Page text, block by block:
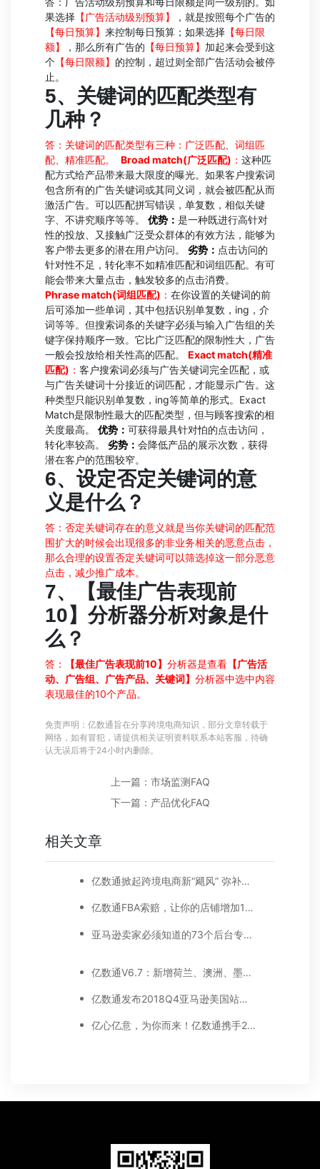
果选择 【广告活动级别预算】
，就是按照每个广告的
【每日预算】 来控制每日预算；如果选择 【每日限
额】
，那么所有广告的 【每日预算】 加起来会受到这
个 【每日限额】 的控制，超过则全部广告活动会被停
止。
5、关键词的匹配类型有
几种？
答：关键词的匹配类型有三种：广泛匹配、词组匹
配、精准匹配。
Broad match(广泛匹配) ： 这种匹
配方式给产品带来最大限度的曝光。如果客户搜索词
包含所有的广告关键词或其同义词，就会被匹配从而
激活广告。可以匹配拼写错误，单复数，相似关键
字、不讲究顺序等等。 优势： 是一种既进行高针对
性的投放、又接触广泛受众群体的有效方法，能够为
客户带去更多的潜在用户访问。 劣势： 点击访问的
针对性不足，转化率不如精准匹配和词组匹配。有可
能会带来大量点击，触发较多的点击消费。
Phrase match(词组匹配) ： 在你设置的关键词的前
后可添加一些单词，其中包括识别单复数，ing，介
词等等。但搜索词条的关键字必须与输入广告组的关
键字保持顺序一致。它比广泛匹配的限制性大，广告
一般会投放给相关性高的匹配。 Exact match(精准
匹配) ： 客户搜索词必须与广告关键词完全匹配，或
与广告关键词十分接近的词匹配，才能显示广告。这
种类型只能识别单复数，ing等简单的形式。Exact
Match是限制性最大的匹配类型，但与顾客搜索的相
关度最高。 优势： 可获得最具针对怕的点击访问，
转化率较高。 劣势： 会降低产品的展示次数，获得
潜在客户的范围较窄。
6、设定否定关键词的意
义是什么？
答：否定关键词存在的意义就是当你关键词的匹配范
围扩大的时候会出现很多的非业务相关的恶意点击，
那么合理的设置否定关键词可以筛选掉这一部分恶意
点击，减少推广成本。
7、【最佳广告表现前
10】分析器分析对象是什
么？
答： 【最佳广告表现前10】 分析器是查看 【广告活
动、广告组、广告产品、关键词】 分析器中选中内容
表现最佳的10个产品。
免责声明：亿数通旨在分享跨境电商知识，部分文章转载于
网络，如有冒犯，请提供相关证明资料联系本站客服，待确
认无误后将于24小时内删除。
上一篇：市场监测FAQ
下一篇：产品优化FAQ
相关文章
亿数通掀起跨境电商新“飓风” 弥补人才输出大缺口
亿数通FBA索赔，让你的店铺增加1%净利润，附亚马逊索赔步骤截图详解
亚马逊卖家必须知道的73个后台专业英文名词解释
亿数通V6.7：新增荷兰、澳洲、墨西哥3大站点，10余项广告功能优化...
亿数通发布2018Q4亚马逊美国站连衣裙数据报告
亿心亿意，为你而来！亿数通携手2020亚马逊全球开店线上直采大会